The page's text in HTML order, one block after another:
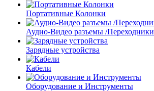
Портативные Колонки
Аудио-Видео разъемы /Переходники
Зарядные устройства
Кабели
Оборудование и Инструменты